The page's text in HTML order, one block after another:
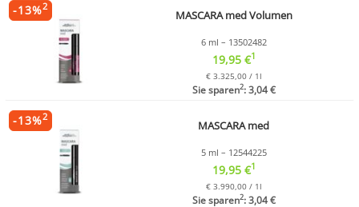
MASCARA med Volumen
6 ml – 13502482
19,95 €1
€ 3.325,00 / 1l
Sie sparen2: 3,04 €
-13%2
MASCARA med
5 ml – 12544225
19,95 €1
€ 3.990,00 / 1l
Sie sparen2: 3,04 €
-13%2